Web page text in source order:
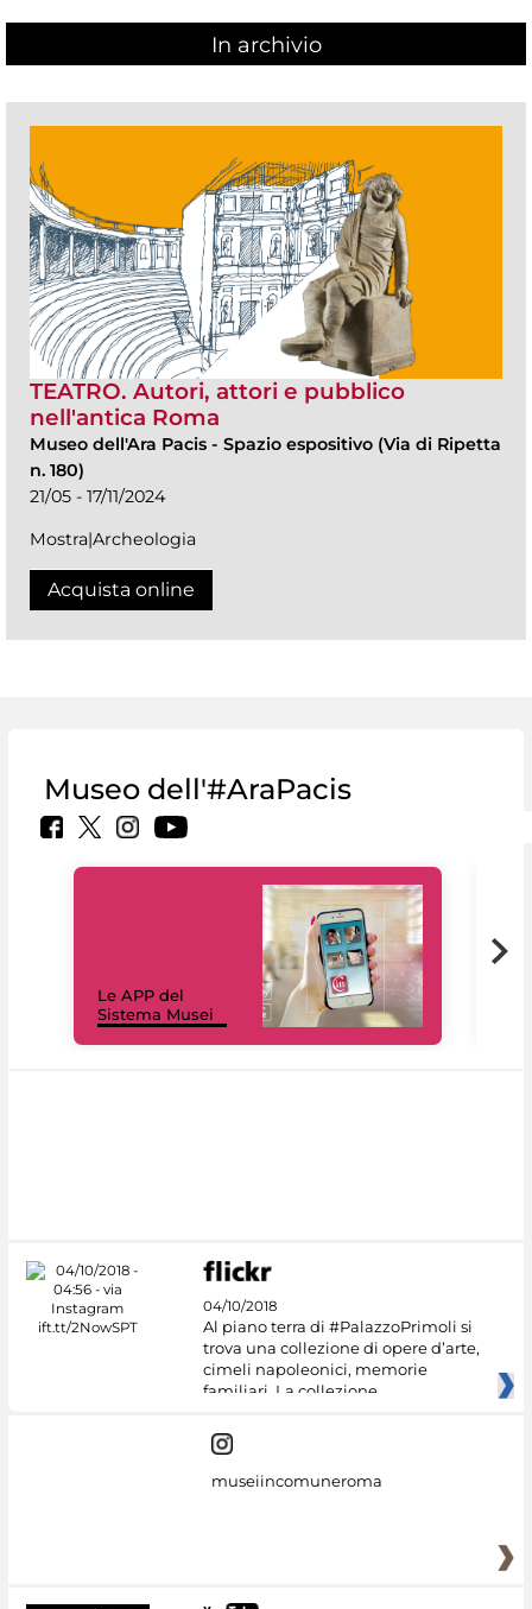
In archivio
TEATRO. Autori, attori e pubblico
nell'antica Roma
Museo dell'Ara Pacis - Spazio espositivo (Via di Ripetta
n. 180)
21/05 - 17/11/2024
Mostra|Archeologia
Acquista online
Museo dell'#AraPacis
Le APP del
Sistema Musei
04/10/2018
Al piano terra di #PalazzoPrimoli si
trova una collezione di opere d’arte,
cimeli napoleonici, memorie
familiari. La collezione
museiincomuneroma